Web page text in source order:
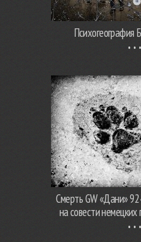
Психогеография
Смерть GW «Дани»
на совести